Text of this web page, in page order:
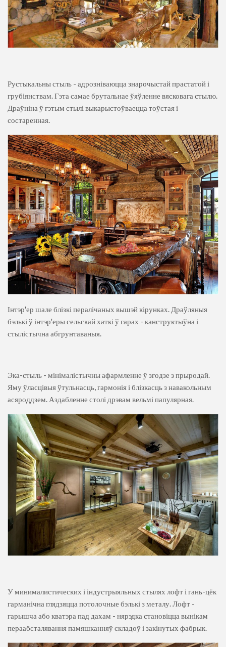
Рустыкальны стыль - адрозніваюцца знарочыстай прастатой і
грубіянствам. Гэта самае брутальнае ўяўленне вясковага стылю.
Драўніна ў гэтым стылі выкарыстоўваецца тоўстая і
состаренная.
Інтэр'ер шале блізкі пералічаных вышэй кірунках. Драўляныя
бэлькі ў інтэр'еры сельскай хаткі ў гарах - канструктыўна і
стылістычна абгрунтаваныя.
Эка-стыль - мінімалістычны афармленне ў згодзе з прыродай.
Яму ўласцівыя ўтульнасць, гармонія і блізкасць з навакольным
асяроддзем. Аздабленне столі дрэвам вельмі папулярная.
У минималистических і індустрыяльных стылях лофт і гань-цёк
гарманічна глядзяцца потолочные бэлькі з металу. Лофт -
гарышча або кватэра пад дахам - нярэдка становіцца вынікам
пераабсталявання памяшканняў складоў і закінутых фабрык.